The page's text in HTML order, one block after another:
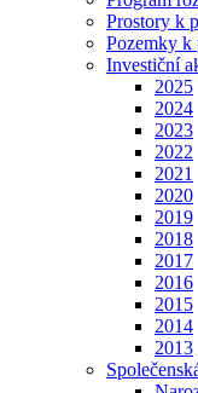
Prostory k
Pozemky k
Investiční
2025
2024
2023
2022
2021
2020
2019
2018
2017
2016
2015
2014
2013